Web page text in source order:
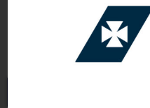

(0